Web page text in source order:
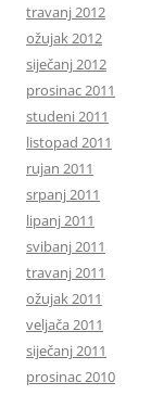
travanj 2012
ožujak 2012
siječanj 2012
prosinac 2011
studeni 2011
listopad 2011
rujan 2011
srpanj 2011
lipanj 2011
svibanj 2011
travanj 2011
ožujak 2011
veljača 2011
siječanj 2011
prosinac 2010